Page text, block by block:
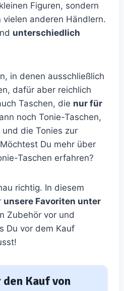
Figuren, sondern
anderen Händlern.
unterschiedlich
in denen ausschließlich
dafür aber reichlich
Taschen, die nur für
noch Tonie-Taschen,
die Tonies zur
Du mehr über
Taschen erfahren?
richtig. In diesem
unsere Favoriten unter
Zubehör vor und
Du vor dem Kauf
Kauf von